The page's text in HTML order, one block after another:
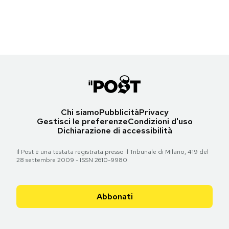
Chi siamoPubblicitàPrivacy
Gestisci le preferenzeCondizioni d'uso
Dichiarazione di accessibilità
Il Post è una testata registrata presso il Tribunale di Milano, 419 del
28 settembre 2009 - ISSN 2610-9980
Abbonati